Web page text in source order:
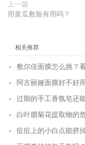
上一篇
用黄瓜敷脸有用吗？
相关推荐
敷尔佳面膜怎么挑？
阿古丽娅面膜好不好
过期的手工香氛皂还
白叶腊菊花提取物的
痘痘上的小白点能挤